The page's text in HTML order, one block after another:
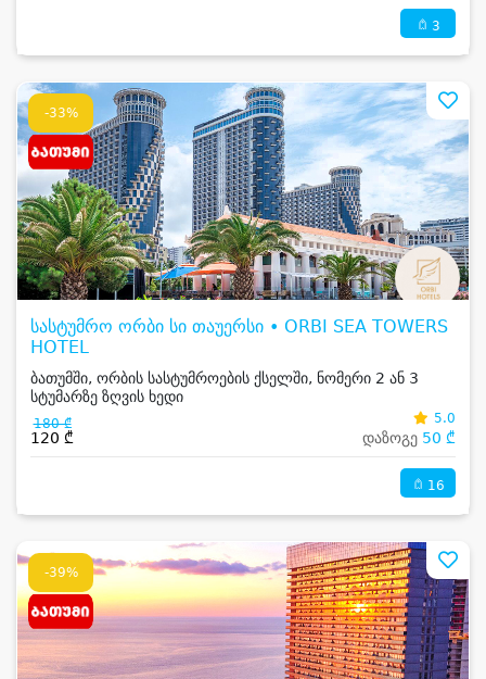
3
-33%
სასტუმრო ორბი სი თაუერსი • ORBI SEA TOWERS
HOTEL
ბათუმში, ორბის სასტუმროების ქსელში, ნომერი 2 ან 3
სტუმარზე ზღვის ხედი
180 ₾
120 ₾
5.0
დაზოგე 50 ₾
16
-39%